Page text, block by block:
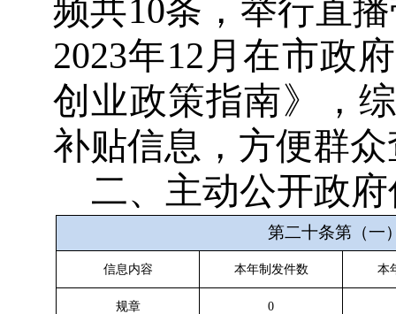
频共10条，举行直
2023年12 月在市政
创业政策指南》
，
补贴信息，方便群
二、主动公开政
第二十条第（一
信息内容 本年制发件数 本
规章 0